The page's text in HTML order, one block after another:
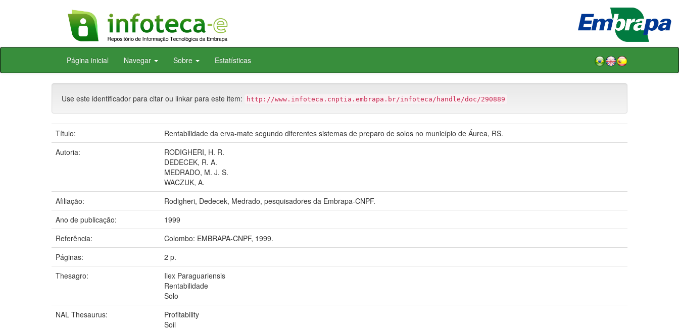
Skip
Página inicial Navegar Sobre Estatísticas
Use este identificador para citar ou linkar para este item: http://www.infoteca.cnptia.embrapa.br/infoteca/handle/doc/290889
Título:
Rentabilidade da erva-mate segundo diferentes sistemas de preparo de solos no município de Áurea, RS.
Autoria:
RODIGHERI, H. R.
DEDECEK, R. A.
MEDRADO, M. J. S.
WACZUK, A.
Afiliação:
Rodigheri, Dedecek, Medrado, pesquisadores da Embrapa-CNPF.
Ano de publicação:
1999
Referência:
Colombo: EMBRAPA-CNPF, 1999.
Páginas:
2 p.
Thesagro:
Ilex Paraguariensis
Rentabilidade
Solo
NAL Thesaurus:
Profitability
Soil